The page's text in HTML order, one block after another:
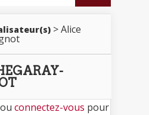
> Alice
connectez-vous pour